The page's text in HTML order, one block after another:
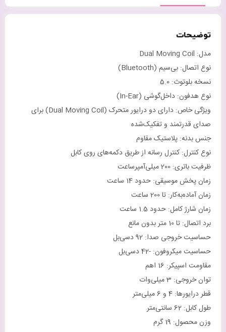
توضیحات
مدل: Dual Moving Coil
نوع اتصال: بی‌سیم (Bluetooth)
نسخه بلوتوث: 5.0
نوع هدفون: داخل‌گوشی (In-Ear)
ویژگی خاص: دارای دو درایور متحرک (Dual Moving Coil) برای
صدای قدرتمند و تفکیک‌شده
جنس بدنه: پلاستیک مقاوم
نوع کنترل: کنترل رسانه از طریق دکمه‌های روی کابل
ظرفیت باتری: 200 میلی‌آمپر‌ساعت
زمان پخش موسیقی: حدود 14 ساعت
زمان آماده‌به‌کار: تا 200 ساعت
زمان شارژ کامل: حدود 1.5 ساعت
برد اتصال: تا 10 متر بدون مانع
حساسیت خروجی صدا: 92 دسی‌بل
حساسیت میکروفون: -42 دسی‌بل
مقاومت اسپیکر: 16 اهم
توان خروجی: 3 میلی‌وات
قطر درایورها: 4 و 6 میلی‌متر
طول کابل: 62 سانتی‌متر
وزن محصول: 19 گرم